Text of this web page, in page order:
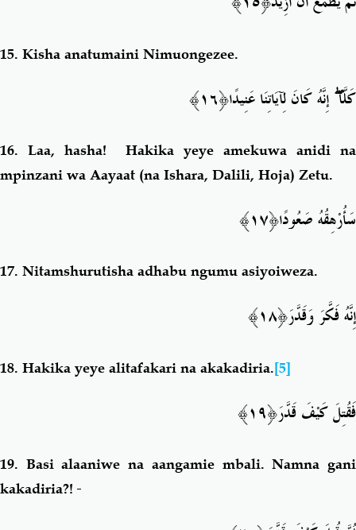
15. Kisha anatumaini Nimuongezee.
كَلَّاۖإِنَّهُ كَانَ لِآيَاتِنَا عَنِيدًا﴿١٦﴾
16. Laa, hasha! Hakika yeye amekuwa anidi na
mpinzani wa Aayaat (na Ishara, Dalili, Hoja) Zetu.
سَأُرْهِقُهُ صَعُودًا﴿١٧﴾
17. Nitamshurutisha adhabu ngumu asiyoiweza.
إِنَّهُ فَكَّرَ وَقَدَّرَ﴿١٨﴾
18. Hakika yeye alitafakari na akakadiria.[5]
فَقُتِلَ كَيْفَ قَدَّرَ﴿١٩﴾
19. Basi alaaniwe na aangamie mbali. Namna gani
kakadiria?!